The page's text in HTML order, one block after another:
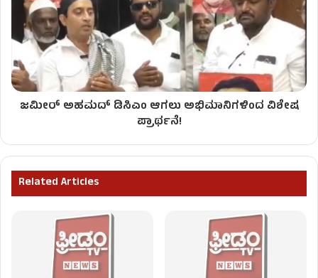
ಜಮೀರ್ ಅಹಮದ್ ಡಿಸಿಎಂ ಆಗಲು ಅಭಿಮಾನಿಗಳಿಂದ ವಿಶೇಷ
ಪ್ರಾರ್ಥನೆ!
Related Articles